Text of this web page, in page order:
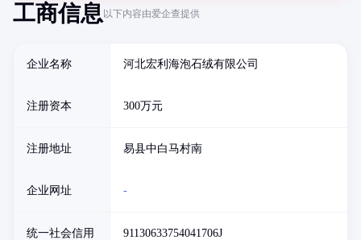
工商信息以下内容由爱企查提供
企业名称 河北宏利海泡石绒有限公司
注册资本 300万元
注册地址 易县中白马村南
企业网址 -
统一社会信用
91130633754041706J